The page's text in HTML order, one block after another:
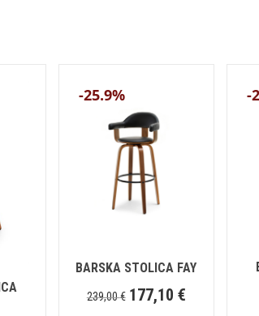
-25.9%
BARSKA STOLICA FAY
239,00€ 177,10 €
-